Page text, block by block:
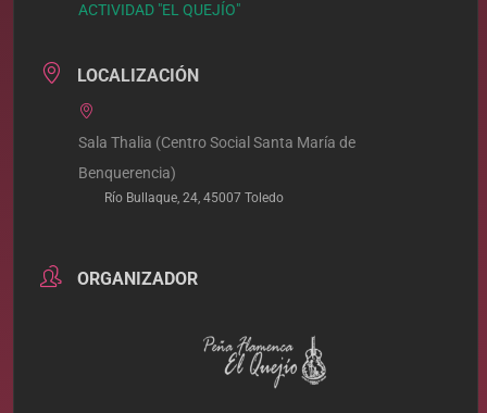
ACTIVIDAD "EL QUEJÍO"
LOCALIZACIÓN
Sala Thalia (Centro Social Santa María de
Benquerencia)
Río Bullaque, 24, 45007 Toledo
ORGANIZADOR